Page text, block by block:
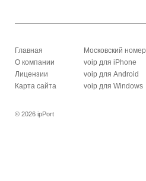
Главная
О компании
Лицензии
Карта сайта
Московский номер
voip для iPhone
voip для Android
voip для Windows
© 2026 ipPort